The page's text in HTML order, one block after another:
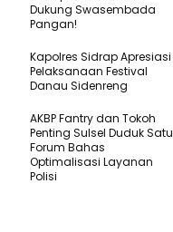
Dukung Swasembada
Pangan!
Kapolres Sidrap Apresiasi
Pelaksanaan Festival
Danau Sidenreng
AKBP Fantry dan Tokoh
Penting Sulsel Duduk Satu
Forum Bahas
Optimalisasi Layanan
Polisi